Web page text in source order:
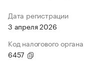
Дата регистрации
3 апреля 2026
Код налогового органа
6457